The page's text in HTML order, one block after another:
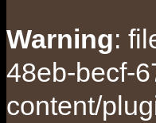
Warning:
48eb-becf-
content/